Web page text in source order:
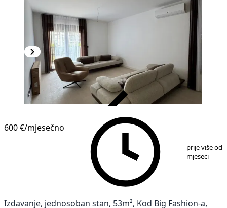
600 €/mjesečno
prije više od
mjeseci
Izdavanje, jednosoban stan, 53m², Kod Big Fashion-a,